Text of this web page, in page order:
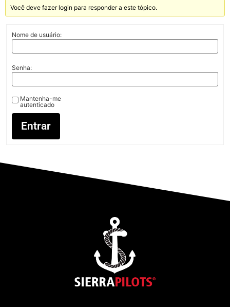
Você deve fazer login para responder a este tópico.
Nome de usuário:
Senha:
Mantenha-me
autenticado
Entrar